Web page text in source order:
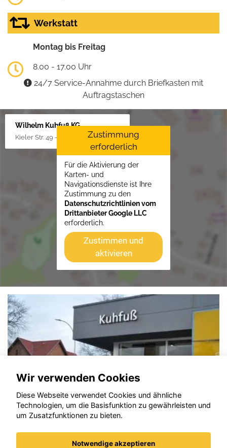
Werkstatt
Montag bis Freitag
8.00 - 17.00 Uhr
24/7 Service-Annahme durch Briefkasten mit
Auftragstaschen
Wilhelm Kuhfuß KG
Kieler Str. 49 - 51, 25451 Quickborn
Zustimmung
erforderlich
Für die Aktivierung der
Karten- und
Navigationsdienste ist Ihre
Zustimmung zu den
Datenschutzrichtlinien vom
Drittanbieter Google LLC
erforderlich.
Zustimmen und
aktivieren
Wir verwenden Cookies
Diese Webseite verwendet Cookies und ähnliche
Technologien, um die Basisfunktion zu gewährleisten und
um Zusatzfunktionen zu bieten.
Notwendige akzeptieren